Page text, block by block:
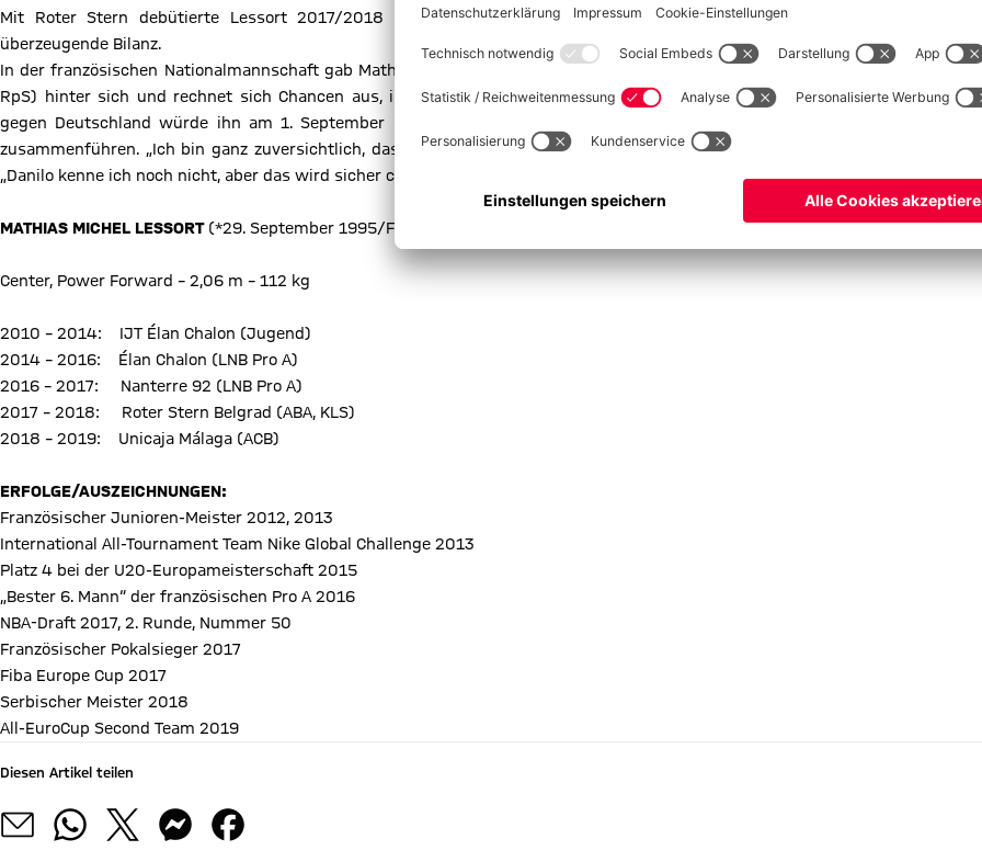
Mit Roter Stern debütierte Lessort 2017/2018 in der Königsklasse, 8,5 Punkte und 5,7 Rebounds lauteten hier seine
überzeugende Bilanz.
In der französischen Nationalmannschaft gab Mathias Lessort 2017 sein Debüt, inzwischen hat er neun Einsätze (8,8 PpS, 5,4
RpS) hinter sich und rechnet sich Chancen aus, im finalen WM-Kader zu stehen. Die Auftaktpartie Frankreichs in Gruppe G
gegen Deutschland würde ihn am 1. September (14.30 Uhr/
zusammenführen. „Ich bin ganz zuversichtlich, dass ich dabei bin, aber erst muss ich noch viel dafür arbeiten“, sagt Lessort.
„Danilo kenne ich noch nicht, aber das wird sicher cool.“
MATHIAS MICHEL LESSORT (*29. September 1995/Fort-de-France, Martinique/FRA)
Center, Power Forward – 2,06 m – 112 kg
2010 – 2014: IJT Élan Chalon (Jugend)
2014 – 2016: Élan Chalon (LNB Pro A)
2016 – 2017: Nanterre 92 (LNB Pro A)
2017 – 2018: Roter Stern Belgrad (ABA, KLS)
2018 – 2019: Unicaja Málaga (ACB)
ERFOLGE/AUSZEICHNUNGEN:
Französischer Junioren-Meister 2012, 2013
International All-Tournament Team Nike Global Challenge 2013
Platz 4 bei der U20-Europameisterschaft 2015
„Bester 6. Mann“ der französischen Pro A 2016
NBA-Draft 2017, 2. Runde, Nummer 50
Französischer Pokalsieger 2017
Fiba Europe Cup 2017
Serbischer Meister 2018
All-EuroCup Second Team 2019
Diesen Artikel teilen